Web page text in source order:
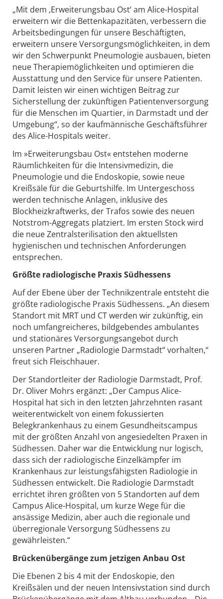
„Mit dem ‚Erweiterungsbau Ost‘ am Alice-Hospital
erweitern wir die Bettenkapazitäten, verbessern die
Arbeitsbedingungen für unsere Beschäftigten,
erweitern unsere Versorgungsmöglichkeiten, in dem
wir den Schwerpunkt Pneumologie ausbauen, bieten
neue Therapiemöglichkeiten und optimieren die
Ausstattung und den Service für unsere Patienten.
Damit leisten wir einen wichtigen Beitrag zur
Sicherstellung der zukünftigen Patientenversorgung
für die Menschen im Quartier, in Darmstadt und der
Umgebung“, so der kaufmännische Geschäftsführer
des Alice-Hospitals weiter.
Im »Erweiterungsbau Ost« entstehen moderne
Räumlichkeiten für die Intensivmedizin, die
Pneumologie und die Endoskopie, sowie neue
Kreißsäle für die Geburtshilfe. Im Untergeschoss
werden technische Anlagen, inklusive des
Blockheizkraftwerks, der Trafos sowie des neuen
Notstrom-Aggregats platziert. Im ersten Stock wird
die neue Zentralsterilisation den aktuellsten
hygienischen und technischen Anforderungen
entsprechen.
Größte radiologische Praxis Südhessens
Auf der Ebene über der Technikzentrale entsteht die
größte radiologische Praxis Südhessens. „An diesem
Standort mit MRT und CT werden wir zukünftig, ein
noch umfangreicheres, bildgebendes ambulantes
und stationäres Versorgungsangebot durch
unseren Partner „Radiologie Darmstadt“ vorhalten,“
freut sich Fleischhauer.
Der Standortleiter der Radiologie Darmstadt, Prof.
Dr. Oliver Mohrs ergänzt: „Der Campus Alice-
Hospital hat sich in den letzten Jahrzehnten rasant
weiterentwickelt von einem fokussierten
Belegkrankenhaus zu einem Gesundheitscampus
mit der größten Anzahl von angesiedelten Praxen in
Südhessen. Daher war die Entwicklung nur logisch,
dass sich der radiologische Einzelkämpfer im
Krankenhaus zur leistungsfähigsten Radiologie in
Südhessen entwickelt. Die Radiologie Darmstadt
errichtet ihren größten von 5 Standorten auf dem
Campus Alice-Hospital, um kurze Wege für die
ansässige Medizin, aber auch die regionale und
überregionale Versorgung Südhessens zu
gewährleisten.“
Brückenübergänge zum jetzigen Anbau Ost
Die Ebenen 2 bis 4 mit der Endoskopie, den
Kreißsälen und der neuen Intensivstation sind durch